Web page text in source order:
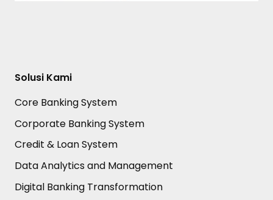
Solusi Kami
Core Banking System
Corporate Banking System
Credit & Loan System
Data Analytics and Management
Digital Banking Transformation